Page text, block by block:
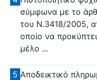
σύμφωνα με το
του Ν.3418/2005,
οποίο να
μέλο ...
5 Αποδεικτικό